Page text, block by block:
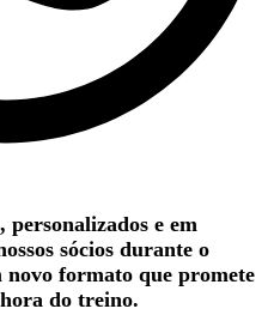
e em
sócios durante o
formato que promete
do treino.